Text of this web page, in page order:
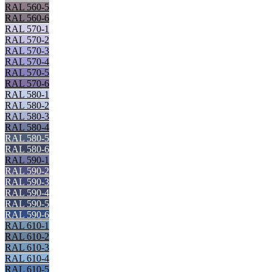
RAL 560-5
RAL 560-6
RAL 570-1
RAL 570-2
RAL 570-3
RAL 570-4
RAL 570-5
RAL 570-6
RAL 580-1
RAL 580-2
RAL 580-3
RAL 580-4
RAL 580-5
RAL 580-6
RAL 590-1
RAL 590-2
RAL 590-3
RAL 590-4
RAL 590-5
RAL 590-6
RAL 610-1
RAL 610-2
RAL 610-3
RAL 610-4
RAL 610-5